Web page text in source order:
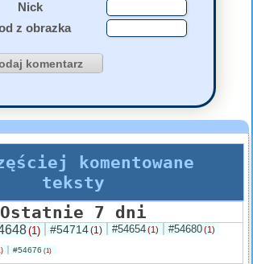
Nick
z obrazka
komentowane
teksty
Ostatnie 7 dni
(1) #54714(1) #54654(1) #54680(1)
#54676 (1)